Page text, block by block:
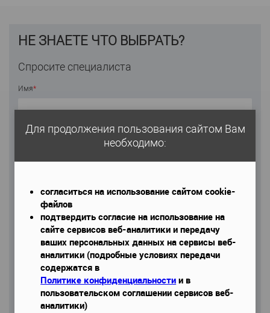
НЕ ЗНАЕТЕ ЧТО ВЫБРАТЬ?
Спросите специалиста
Имя*
Телефон*
Даю согласие на обработку моих персональных данных
Для продолжения пользования сайтом Вам
необходимо:
согласиться на использование сайтом cookie-
файлов
подтвердить согласие на использование на
сайте сервисов веб-аналитики и передачу
ваших персональных данных на сервисы веб-
аналитики (подробные условиях передачи
содержатся в
Политике конфиденциальности и в
пользовательском соглашении сервисов веб-
аналитики)